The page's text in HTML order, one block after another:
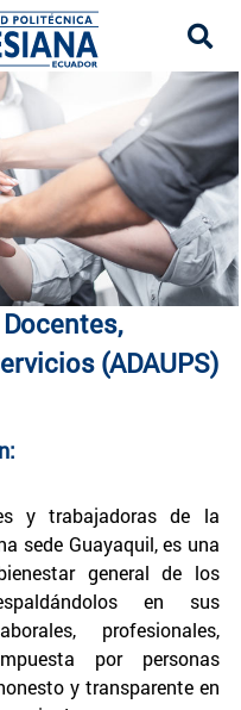
de Docentes,
(ADAUPS)
y trabajadoras de la
sede Guayaquil, es una
general de los
en sus
profesionales,
por personas
y transparente en